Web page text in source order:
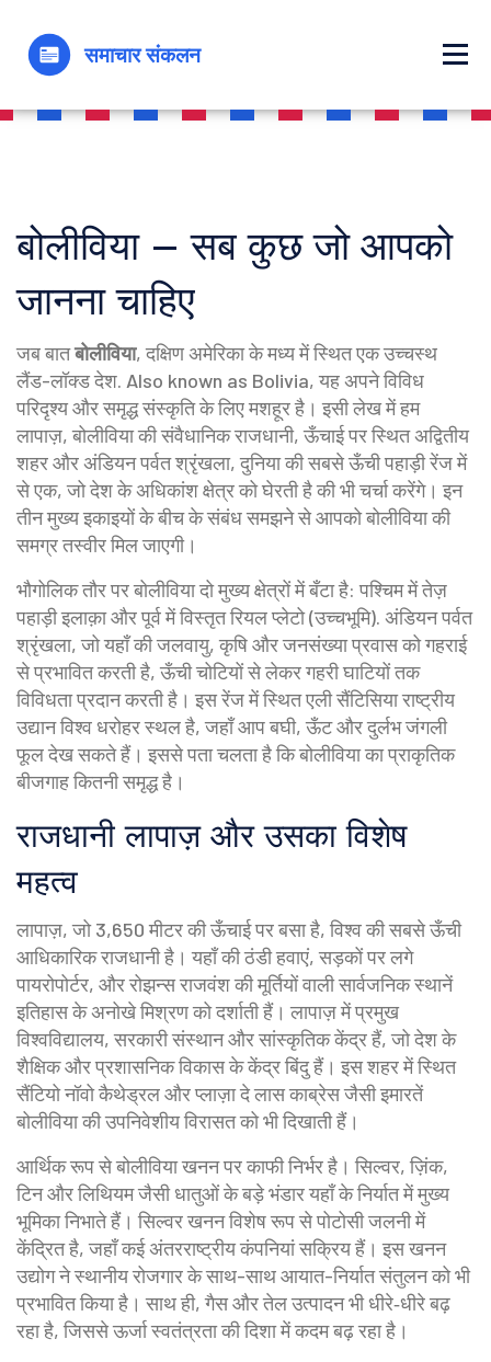
बोलीविया – सब कुछ जो आपको
जानना चाहिए
जब बातबोलीविया,दक्षिण अमेरिका के मध्य में स्थित एक उच्चस्थ
लैंड-लॉक्ड देश. Also known as Bolivia, यह अपने विविध
परिदृश्य और समृद्ध संस्कृति के लिए मशहूर है। इसी लेख में हम
लापाज़,बोलीविया की संवैधानिक राजधानी, ऊँचाई पर स्थित अद्वितीय
शहरऔर अंडियन पर्वत श्रृंखला,दुनिया की सबसे ऊँची पहाड़ी रेंज में
से एक, जो देश के अधिकांश क्षेत्र को घेरती हैकी भी चर्चा करेंगे। इन
तीन मुख्य इकाइयों के बीच के संबंध समझने से आपको बोलीविया की
समग्र तस्वीर मिल जाएगी।
भौगोलिक तौर पर बोलीविया दो मुख्य क्षेत्रों में बँटा है: पश्चिम में तेज़
पहाड़ी इलाक़ा और पूर्व में विस्तृत रियल प्लेटो (उच्चभूमि). अंडियन पर्वत
श्रृंखला, जो यहाँ की जलवायु, कृषि और जनसंख्या प्रवास को गहराई
से प्रभावित करती है, ऊँची चोटियों से लेकर गहरी घाटियों तक
विविधता प्रदान करती है। इस रेंज में स्थित एली सैंटिसिया राष्ट्रीय
उद्यान विश्व धरोहर स्थल है, जहाँ आप बघी, ऊँट और दुर्लभ जंगली
फूल देख सकते हैं। इससे पता चलता है कि बोलीविया का प्राकृतिक
बीजगाह कितनी समृद्ध है।
राजधानी लापाज़ और उसका विशेष
महत्व
लापाज़, जो 3,650 मीटर की ऊँचाई पर बसा है, विश्व की सबसे ऊँची
आधिकारिक राजधानी है। यहाँ की ठंडी हवाएं, सड़कों पर लगे
पायरोपोर्टर, और रोझन्स राजवंश की मूर्तियों वाली सार्वजनिक स्थानें
इतिहास के अनोखे मिश्रण को दर्शाती हैं। लापाज़ में प्रमुख
विश्वविद्यालय, सरकारी संस्थान और सांस्कृतिक केंद्र हैं, जो देश के
शैक्षिक और प्रशासनिक विकास के केंद्र बिंदु हैं। इस शहर में स्थित
सैंटियो नॉवो कैथेड्रल और प्लाज़ा दे लास काब्रेस जैसी इमारतें
बोलीविया की उपनिवेशीय विरासत को भी दिखाती हैं।
आर्थिक रूप से बोलीविया खनन पर काफी निर्भर है। सिल्वर, ज़िंक,
टिन और लिथियम जैसी धातुओं के बड़े भंडार यहाँ के निर्यात में मुख्य
भूमिका निभाते हैं। सिल्वर खनन विशेष रूप से पोटोसी जलनी में
केंद्रित है, जहाँ कई अंतरराष्ट्रीय कंपनियां सक्रिय हैं। इस खनन
उद्योग ने स्थानीय रोजगार के साथ-साथ आयात-निर्यात संतुलन को भी
प्रभावित किया है। साथ ही, गैस और तेल उत्पादन भी धीरे‑धीरे बढ़
रहा है, जिससे ऊर्जा स्वतंत्रता की दिशा में कदम बढ़ रहा है।